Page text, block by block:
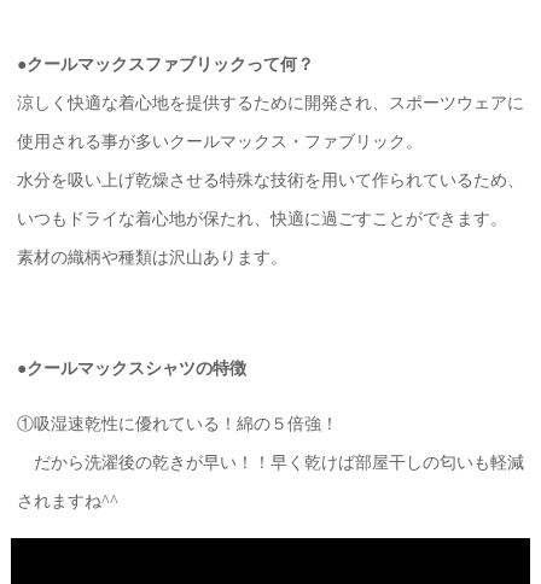
●クールマックスファブリックって何？
涼しく快適な着心地を提供するために開発され、スポーツウェアに
使用される事が多いクールマックス・ファブリック。
水分を吸い上げ乾燥させる特殊な技術を用いて作られているため、
いつもドライな着心地が保たれ、快適に過ごすことができます。
素材の織柄や種類は沢山あります。
●クールマックスシャツの特徴
①吸湿速乾性に優れている！綿の５倍強！
だから洗濯後の乾きが早い！！早く乾けば部屋干しの匂いも軽減
されますね^^